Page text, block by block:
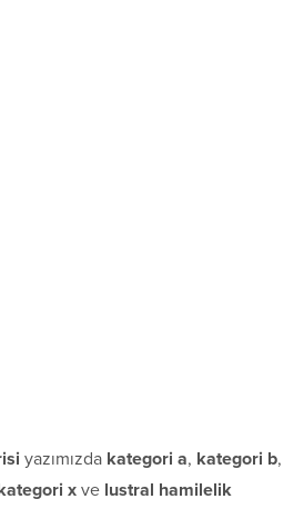
yazımızda kategori a, kategori b,
x ve lustral hamilelik